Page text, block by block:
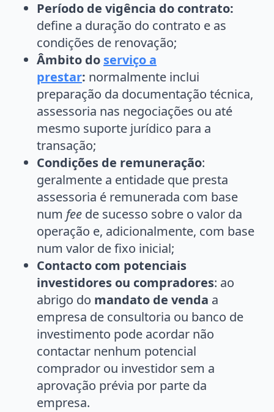
Período de vigência do contrato:
define a duração do contrato e as
condições de renovação;
Âmbito do serviço a
prestar: normalmente inclui
preparação da documentação técnica,
assessoria nas negociações ou até
mesmo suporte jurídico para a
transação;
Condições de remuneração:
geralmente a entidade que presta
assessoria é remunerada com base
num fee de sucesso sobre o valor da
operação e, adicionalmente, com base
num valor de fixo inicial;
Contacto com potenciais
investidores ou compradores: ao
abrigo do mandato de venda a
empresa de consultoria ou banco de
investimento pode acordar não
contactar nenhum potencial
comprador ou investidor sem a
aprovação prévia por parte da
empresa.